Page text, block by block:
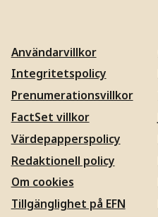
Användarvillkor
Integritetspolicy
Prenumerationsvillkor
FactSet villkor
Värdepapperspolicy
Redaktionell policy
Om cookies
Tillgänglighet på EFN